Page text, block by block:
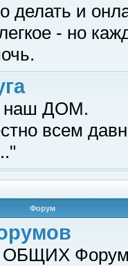
делать и
- но
наш ДОМ.
всем
Форум
ОБЩИХ